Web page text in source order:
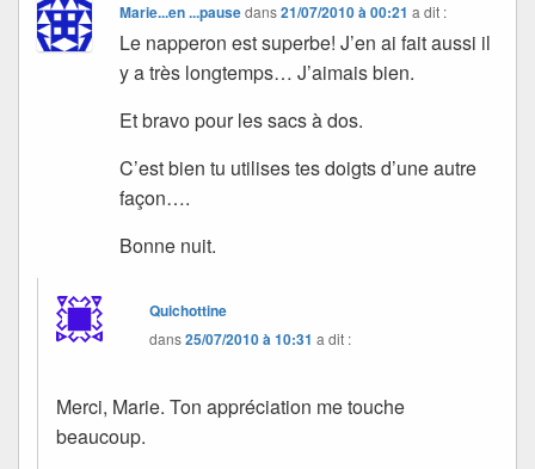
Marie...en ...pausedans21/07/2010 à 00:21 a dit :
Le napperon est superbe! J’en ai fait aussi il
y a très longtemps… J’aimais bien.
Et bravo pour les sacs à dos.
C’est bien tu utilises tes doigts d’une autre
façon….
Bonne nuit.
Quichottine
dans25/07/2010 à 10:31 a dit :
Merci, Marie. Ton appréciation me touche
beaucoup.